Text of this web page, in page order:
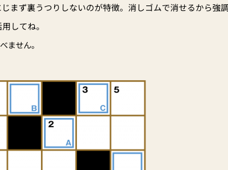
じまず裏うつりしないのが特徴。消しゴムで消せるから強
してね。
ません。